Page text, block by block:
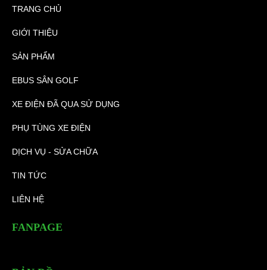
TRANG CHỦ
GIỚI THIỆU
SẢN PHẨM
EBUS SÂN GOLF
XE ĐIỆN ĐÃ QUA SỬ DỤNG
PHỤ TÙNG XE ĐIỆN
DỊCH VỤ - SỬA CHỮA
TIN TỨC
LIÊN HỆ
FANPAGE